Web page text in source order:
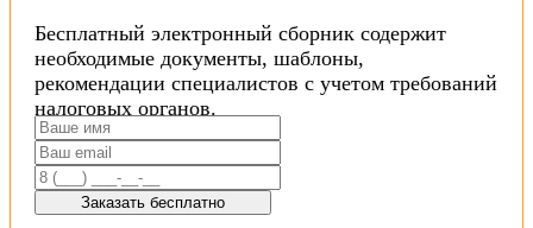
Бесплатный электронный сборник содержит
необходимые документы, шаблоны,
рекомендации специалистов с учетом требований
налоговых органов.
Заказать бесплатно